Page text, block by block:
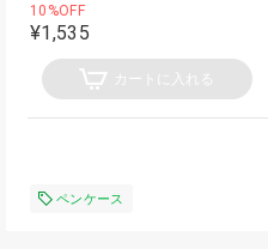
10%OFF
¥1,535
カートに入れる
ペンケース